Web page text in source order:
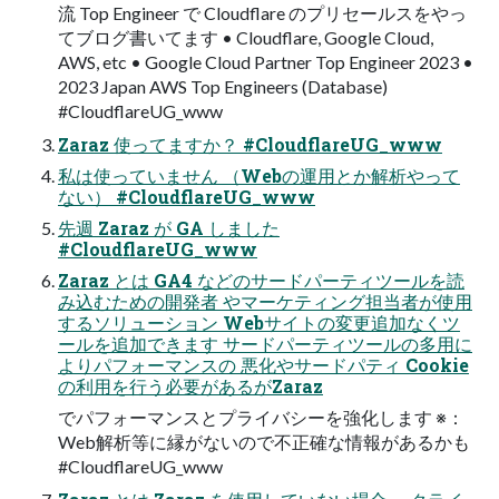
流 Top Engineer で Cloudflare のプリセールスをやっ
てブログ書いてます • Cloudflare, Google Cloud,
AWS, etc • Google Cloud Partner Top Engineer 2023 •
2023 Japan AWS Top Engineers (Database)
#CloudflareUG_www
Zaraz 使ってますか？ #CloudflareUG_www
私は使っていません （Webの運用とか解析やって
ない） #CloudflareUG_www
先週 Zaraz が GA しました
#CloudflareUG_www
Zaraz とは GA4 などのサードパーティツールを読
み込むための開発者 やマーケティング担当者が使用
するソリューション Webサイトの変更追加なくツ
ールを追加できます サードパーティツールの多用に
よりパフォーマンスの 悪化やサードパティ Cookie
の利用を行う必要があるがZaraz
でパフォーマンスとプライバシーを強化します ※：
Web解析等に縁がないので不正確な情報があるかも
#CloudflareUG_www